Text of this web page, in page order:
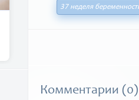
37 неделя
Комментарии (0)